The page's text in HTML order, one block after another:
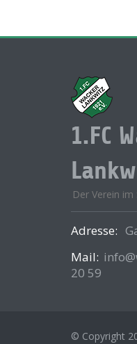
1.FC
Der Verein im
Adresse:
Mail:
20 59
© Copyright